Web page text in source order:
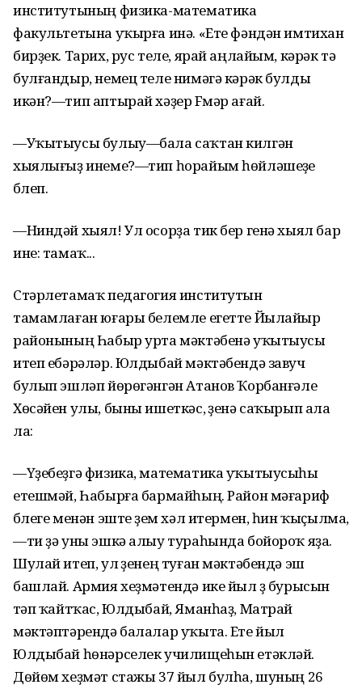
институтының физика-математика
факультетына уҡырға инә. «Ете фәндән имтихан
бирҙек. Тарих, рус теле, ярай аңлайым, кәрәк тә
булғандыр, немец теле нимәгә кәрәк булды
икән?—тип аптырай хәҙер Fүмәр ағай.
—Уҡытыусы булыу—бала саҡтан килгән
хыялығыҙ инеме?—тип һорайым һөйләшеүҙе
бүлеп.
—Ниндәй хыял! Ул осорҙа тик бер генә хыял бар
ине: тамаҡ...
Стәрлетамаҡ педагогия институтын
тамамлаған юғары белемле егетте Йылайыр
районының Һабыр урта мәктәбенә уҡытыусы
итеп ебәрәләр. Юлдыбай мәктәбендә завуч
булып эшләп йөрөгәнгән Атанов Ҡорбанғәле
Хөсәйен улы, быны ишеткәс, үҙенә саҡырып ала
ла:
—Үҙебеҙгә физика, математика уҡытыусыһы
етешмәй, Һабырға бармайһың. Район мәғариф
бүлеге менән эште үҙем хәл итермен, һин ҡыҫылма,
—ти ҙә уны эшкә алыу тураһында бойороҡ яҙа.
Шулай итеп, ул үҙенең туған мәктәбендә эш
башлай. Армия хеҙмәтендә ике йыл үҙ бурысын
үтәп ҡайтҡас, Юлдыбай, Яманһаҙ, Матрай
мәктәптәрендә балалар уҡыта. Ете йыл
Юлдыбай һөнәрселек училищеһын етәкләй.
Дөйөм хеҙмәт стажы 37 йыл булһа, шуның 26